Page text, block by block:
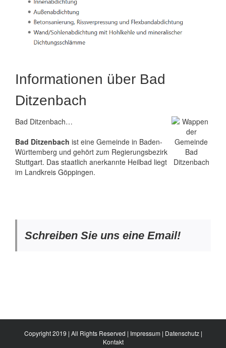
Informationen über Bad
Ditzenbach
Bad Ditzenbach…
Bad Ditzenbach ist eine Gemeinde in Baden-
Württemberg und gehört zum Regierungsbezirk
Stuttgart. Das staatlich anerkannte Heilbad liegt
im Landkreis Göppingen.
Schreiben Sie uns eine Email!
Copyright 2019 | All Rights Reserved | Impressum | Datenschutz|
Kontakt